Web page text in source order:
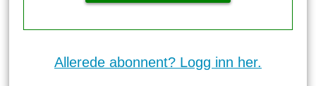
Allerede abonnent? Logg inn her.